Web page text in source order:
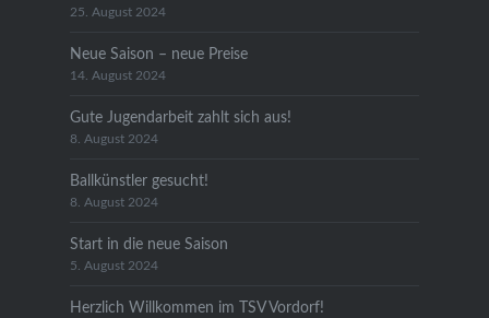
25. August 2024
Neue Saison – neue Preise
14. August 2024
Gute Jugendarbeit zahlt sich aus!
8. August 2024
Ballkünstler gesucht!
8. August 2024
Start in die neue Saison
5. August 2024
Herzlich Willkommen im TSV Vordorf!